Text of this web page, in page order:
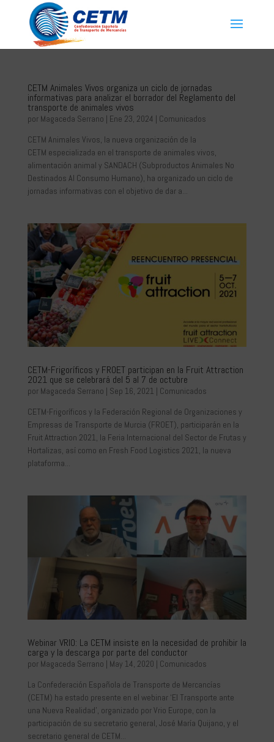
CETM Animales Vivos organiza un ciclo de jornadas
informativas para analizar el borrador del Reglamento del
transporte de animales vivos
por Magaceda Serrano | Ene 23, 2024 | Comunicados
CETM Animales Vivos, la nueva organización de la
CETM especializada en el transporte de animales vivos,
alimentación animal y SANDACH (Subproductos Animales No
Destinados Al Consumo Humano), ha organizado un ciclo de
jornadas informativas con el objetivo de dar a...
CETM-Frigoríficos y FROET participan en la Fruit Attraction
2021 que se celebrará del 5 al 7 de octubre
por Magaceda Serrano | Sep 16, 2021 | Comunicados
CETM-Frigoríficos y la Federación Regional de Organizaciones y
Empresas de Transporte de Murcia (FROET), participarán en la
Fruit Attraction 2021, la Feria Internacional del Sector de Frutas y
Hortalizas, así como en Fresh Food Logistics 2021, la nueva
plataforma...
Webinar VRIO: La CETM insiste en la necesidad de prohibir la
carga y la descarga por parte del conductor
por Magaceda Serrano | May 14, 2020 | Comunicados
La Confederación Española de Transporte de Mercancías
(CETM) ha estado presente en el webinar ‘El Transporte ante
una Nueva Realidad’, organizado por Vrio Europe, con la
participación de su secretario general, José María Quijano, y el
secretario general de CETM...